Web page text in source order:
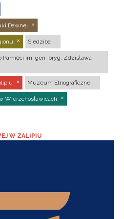
Dawnej
Siedziba
Pamięci im. gen. bryg. Zdzisława
Muzeum Etnograficzne
Wierzchosławicach
W ZALIPIU